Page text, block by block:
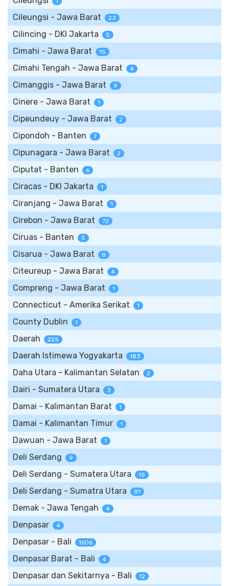
Cileungsi - Jawa Barat 23
Cilincing - DKI Jakarta 5
Cimahi - Jawa Barat 15
Cimahi Tengah - Jawa Barat 4
Cimanggis - Jawa Barat 9
Cinere - Jawa Barat 1
Cipeundeuy - Jawa Barat 2
Cipondoh - Banten 7
Cipunagara - Jawa Barat 2
Ciputat - Banten 6
Ciracas - DKI Jakarta 1
Ciranjang - Jawa Barat 1
Cirebon - Jawa Barat 72
Ciruas - Banten 5
Cisarua - Jawa Barat 8
Citeureup - Jawa Barat 4
Compreng - Jawa Barat 1
Connecticut - Amerika Serikat 1
County Dublin 1
Daerah 225
Daerah Istimewa Yogyakarta 183
Daha Utara - Kalimantan Selatan 2
Dairi - Sumatera Utara 3
Damai - Kalimantan Barat 1
Damai - Kalimantan Timur 1
Dawuan - Jawa Barat 1
Deli Serdang 9
Deli Serdang - Sumatera Utara 15
Deli Serdang - Sumatra Utara 81
Demak - Jawa Tengah 4
Denpasar 4
Denpasar - Bali 1606
Denpasar Barat - Bali 4
Denpasar dan Sekitarnya - Bali 12